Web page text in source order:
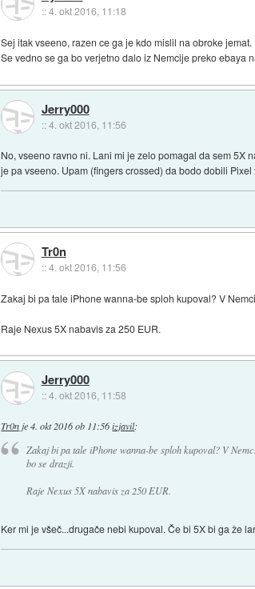
::4. okt 2016, 11:18
Sej itak vseeno, razen ce ga je kdo mislil na obroke jemat.
Se vedno se ga bo verjetno dalo iz Nemcije preko ebaya
Jerry000
::4. okt 2016, 11:56
No, vseeno ravno ni. Lani mi je zelo pomagal da sem 5X
je pa vseeno. Upam (fingers crossed) da bodo dobili Pixel
Tr0n
::4. okt 2016, 11:56
Zakaj bi pa tale iPhone wanna-be sploh kupoval? V
Raje Nexus 5X nabavis za 250 EUR.
Jerry000
::4. okt 2016, 11:58
Tr0n je4. okt 2016 ob 11:56 izjavil:
Zakaj bi pa tale iPhone wanna-be sploh kupoval? V
bo se drazji.
Raje Nexus 5X nabavis za 250 EUR.
Ker mi je všeč...drugače nebi kupoval. Če bi 5X bi ga že